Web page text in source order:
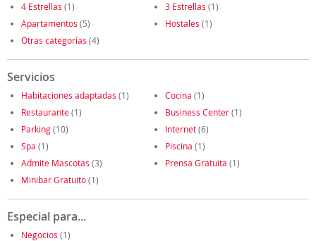
4 Estrellas (1) 3 Estrellas (1)
Apartamentos (5) Hostales (1)
Otras categorías (4)
Servicios
Habitaciones adaptadas (1) Cocina (1)
Restaurante(1) Business Center(1)
Parking(10) Internet(6)
Spa (1) Piscina (1)
Admite Mascotas (3) Prensa Gratuita (1)
Minibar Gratuito(1)
Especial para...
Negocios (1)